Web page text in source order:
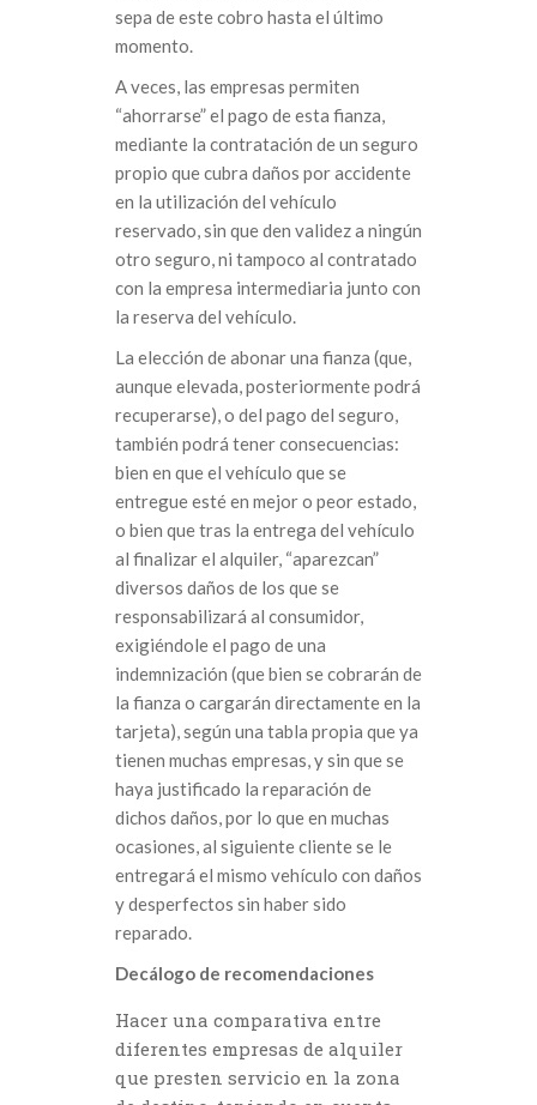
sepa de este cobro hasta el último
momento.
A veces, las empresas permiten
“ahorrarse” el pago de esta fianza,
mediante la contratación de un seguro
propio que cubra daños por accidente
en la utilización del vehículo
reservado, sin que den validez a ningún
otro seguro, ni tampoco al contratado
con la empresa intermediaria junto con
la reserva del vehículo.
La elección de abonar una fianza (que,
aunque elevada, posteriormente podrá
recuperarse), o del pago del seguro,
también podrá tener consecuencias:
bien en que el vehículo que se
entregue esté en mejor o peor estado,
o bien que tras la entrega del vehículo
al finalizar el alquiler, “aparezcan”
diversos daños de los que se
responsabilizará al consumidor,
exigiéndole el pago de una
indemnización (que bien se cobrarán de
la fianza o cargarán directamente en la
tarjeta), según una tabla propia que ya
tienen muchas empresas, y sin que se
haya justificado la reparación de
dichos daños, por lo que en muchas
ocasiones, al siguiente cliente se le
entregará el mismo vehículo con daños
y desperfectos sin haber sido
reparado.
Decálogo de recomendaciones
Hacer una comparativa entre
diferentes empresas de alquiler
que presten servicio en la zona